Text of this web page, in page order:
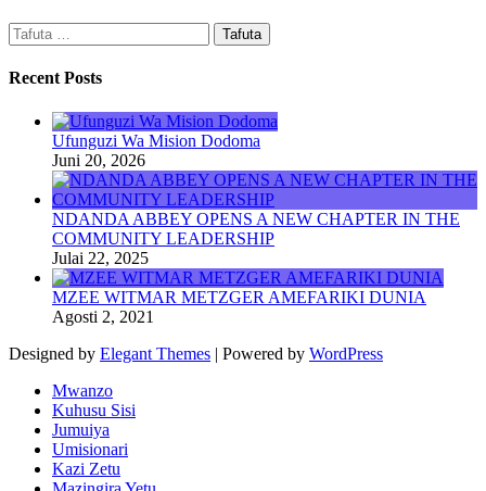
Tafuta
kwa:
Recent Posts
Ufunguzi Wa Mision Dodoma
Juni 20, 2026
NDANDA ABBEY OPENS A NEW CHAPTER IN THE
COMMUNITY LEADERSHIP
Julai 22, 2025
MZEE WITMAR METZGER AMEFARIKI DUNIA
Agosti 2, 2021
Designed by Elegant Themes | Powered by WordPress
Mwanzo
Kuhusu Sisi
Jumuiya
Umisionari
Kazi Zetu